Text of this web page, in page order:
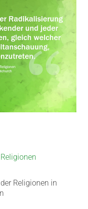
Religionen in